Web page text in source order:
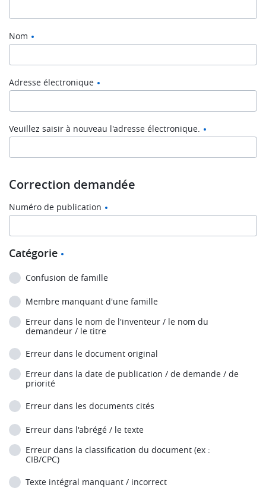
Nom
Adresse
électronique
Adresse électronique
Veuillez saisir à nouveau l'adresse électronique.
Correction demandée
Numéro de publication
Catégorie
Confusion de famille
Membre manquant d'une famille
Erreur dans le nom de l'inventeur / le nom du
demandeur / le titre
Erreur dans le document original
Erreur dans la date de publication / de demande / de
priorité
Erreur dans les documents cités
Erreur dans l'abrégé / le texte
Erreur dans la classification du document (ex :
CIB/CPC)
Texte intégral manquant / incorrect